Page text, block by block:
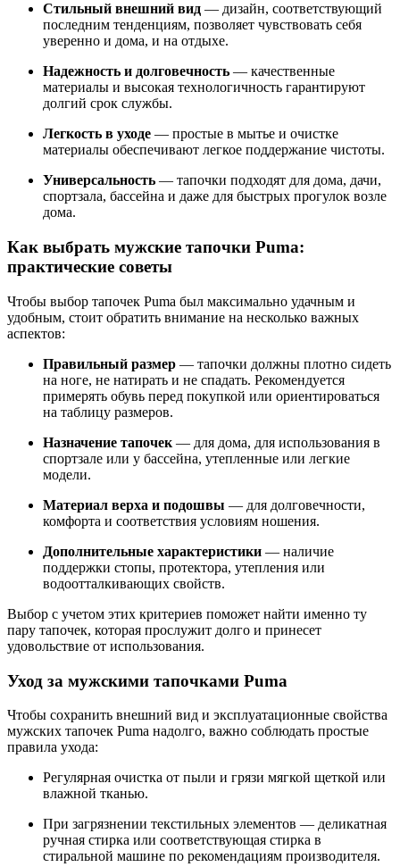
Стильный внешний вид — дизайн, соответствующий
последним тенденциям, позволяет чувствовать себя
уверенно и дома, и на отдыхе.
Надежность и долговечность — качественные
материалы и высокая технологичность гарантируют
долгий срок службы.
Легкость в уходе — простые в мытье и очистке
материалы обеспечивают легкое поддержание чистоты.
Универсальность — тапочки подходят для дома, дачи,
спортзала, бассейна и даже для быстрых прогулок возле
дома.
Как выбрать мужские тапочки Puma:
практические советы
Чтобы выбор тапочек Puma был максимально удачным и
удобным, стоит обратить внимание на несколько важных
аспектов:
Правильный размер — тапочки должны плотно сидеть
на ноге, не натирать и не спадать. Рекомендуется
примерять обувь перед покупкой или ориентироваться
на таблицу размеров.
Назначение тапочек — для дома, для использования в
спортзале или у бассейна, утепленные или легкие
модели.
Материал верха и подошвы — для долговечности,
комфорта и соответствия условиям ношения.
Дополнительные характеристики — наличие
поддержки стопы, протектора, утепления или
водоотталкивающих свойств.
Выбор с учетом этих критериев поможет найти именно ту
пару тапочек, которая прослужит долго и принесет
удовольствие от использования.
Уход за мужскими тапочками Puma
Чтобы сохранить внешний вид и эксплуатационные свойства
мужских тапочек Puma надолго, важно соблюдать простые
правила ухода:
Регулярная очистка от пыли и грязи мягкой щеткой или
влажной тканью.
При загрязнении текстильных элементов — деликатная
ручная стирка или соответствующая стирка в
стиральной машине по рекомендациям производителя.